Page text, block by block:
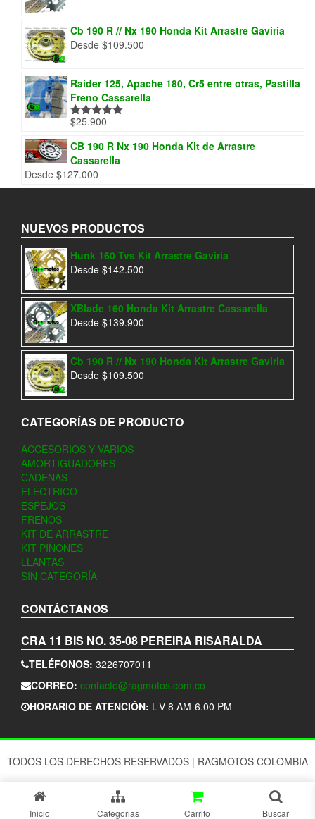
Cb 190 R // Nx 190 Honda Kit Arrastre Gaviria
Desde $109.500
Raider 125, Apache 180, Cr5 entre otras, Pastilla
Freno Cassarella
Valorado
5
$25.900
CB 190 R Nx 190 Honda Kit de Arrastre
Cassarella
Desde $127.000
NUEVOS PRODUCTOS
Hunk 160 Tvs Kit Arrastre Gaviria
Desde $142.500
XBlade 160 Honda Kit Arrastre Cassarella
Desde $139.900
Cb 190 R // Nx 190 Honda Kit Arrastre Gaviria
Desde $109.500
CATEGORÍAS DE PRODUCTO
ACCESORIOS Y VARIOS
AMORTIGUADORES
CADENAS
ELÉCTRICO
ESPEJOS
FRENOS
KIT DE ARRASTRE
KIT PIÑONES
LLANTAS
SIN CATEGORÍA
CONTÁCTANOS
CRA 11 BIS NO. 35-08 PEREIRA RISARALDA
TELÉFONOS: 3226707011
CORREO: contacto@ragmotos.com.co
HORARIO DE ATENCIÓN: L-V 8 AM-6.00 PM
TODOS LOS DERECHOS RESERVADOS | RAGMOTOS COLOMBIA
Inicio Categorias Carrito Buscar